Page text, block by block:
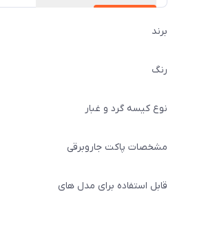
برند
رنگ
نوع کیسه گرد و غبار
مشخصات پاکت جاروبرقی
قابل استفاده برای مدل های